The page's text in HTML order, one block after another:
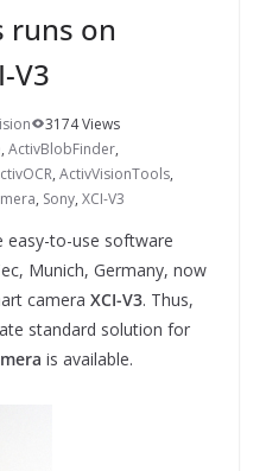
cameras
runs on
V3
3174 Views
, ActivBlobFinder,
, ActivVisionTools,
, Sony, XCI-V3
easy-to-use software
Munich, Germany, now
camera XCI-V3. Thus,
standard solution for
is available.